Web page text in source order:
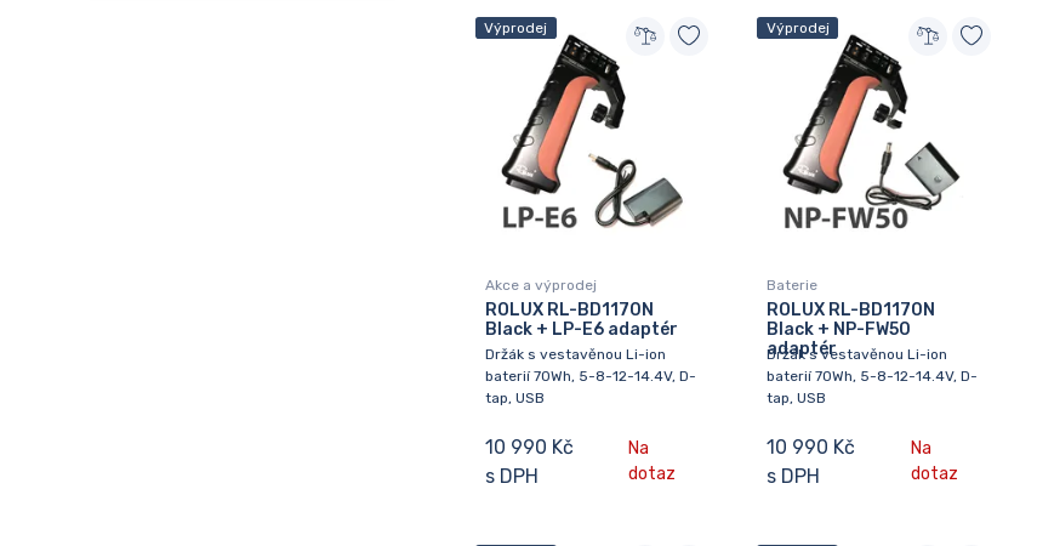
Výprodej
Akce a výprodej
ROLUX RL-BD1170N
Black + LP-E6 adaptér
Držák s vestavěnou Li-ion
baterií 70Wh, 5-8-12-14.4V, D-
tap, USB
10 990 Kč
s DPH
Na
dotaz
Výprodej
Baterie
ROLUX RL-BD1170N
Black + NP-FW50
adaptér
Držák s vestavěnou Li-ion
baterií 70Wh, 5-8-12-14.4V, D-
tap, USB
10 990 Kč
s DPH
Na
dotaz